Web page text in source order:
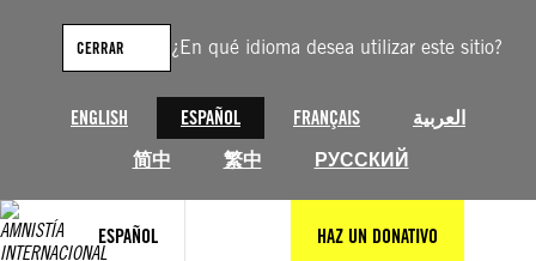
¿En qué idioma desea utilizar este sitio?
ENGLISH ESPAÑOL FRANÇAIS
العربية
简中
繁中 РУССКИЙ
CERRAR
ESPAÑOL HAZ UN DONATIVO
contenido